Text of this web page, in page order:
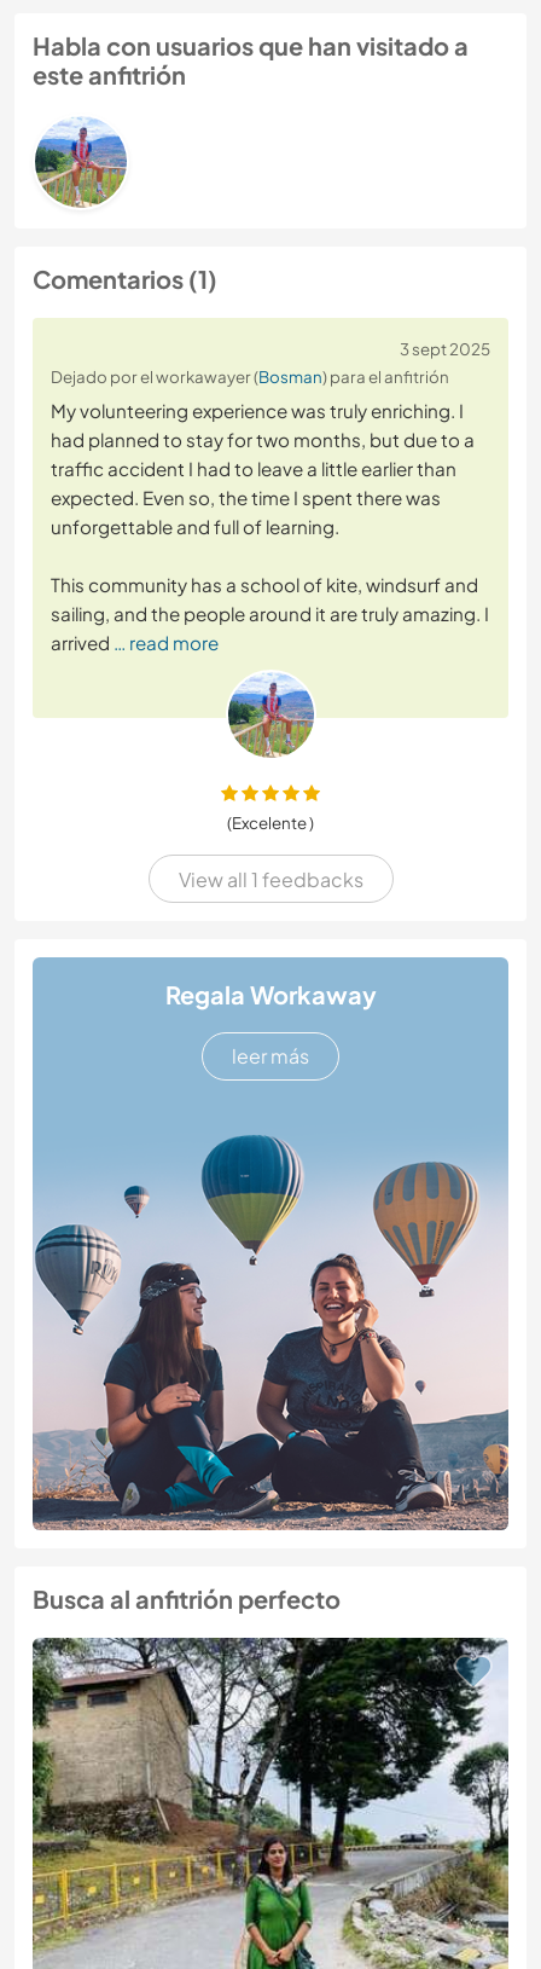
Habla con usuarios que han visitado a
este anfitrión
Comentarios (1)
3 sept 2025
Dejado por el workawayer (Bosman) para el anfitrión
My volunteering experience was truly enriching. I
had planned to stay for two months, but due to a
traffic accident I had to leave a little earlier than
expected. Even so, the time I spent there was
unforgettable and full of learning.
This community has a school of kite, windsurf and
sailing, and the people around it are truly amazing. I
arrived … read more
(Excelente )
View all 1 feedbacks
Regala Workaway
leer más
Busca al anfitrión perfecto